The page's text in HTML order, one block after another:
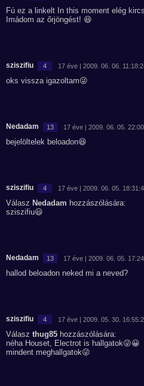
Fú ez a linkelt In this moment elég
Imádom az őrjöngést! 😆
sziszifiu 4 17 éve | 2009. 06. 06.
oks vissza igazoltam😜
Nedadam 13 17 éve | 2009. 06. 05.
bejelöltelek beloadon😆
sziszifiu 4 17 éve | 2009. 06. 05.
Válasz Nedadam hozzászólására:
sziszifiu😃
Nedadam 13 17 éve | 2009. 06. 05.
hallod beloadon neked mi a neved?
sziszifiu 4 17 éve | 2009. 05. 30.
Válasz thug85 hozzászólására:
néha Houset, Electrot is hallgatok😜😀
mindent meghallgatok😜